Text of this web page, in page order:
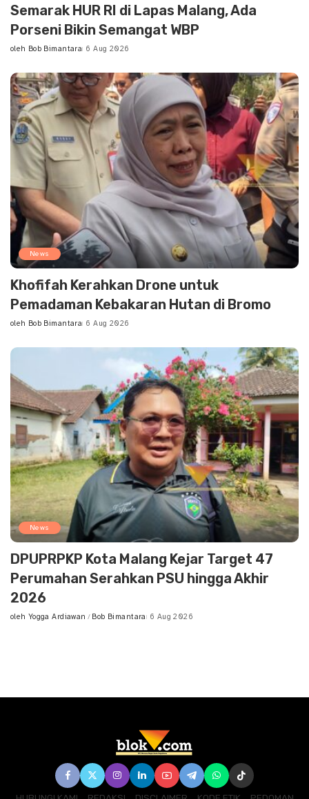
Semarak HUR RI di Lapas Malang, Ada
Porseni Bikin Semangat WBP
Posted
oleh Bob Bimantara 6 Aug 2026
News
Khofifah Kerahkan Drone untuk
Pemadaman Kebakaran Hutan di Bromo
Posted
oleh Bob Bimantara 6 Aug 2026
News
DPUPRPKP Kota Malang Kejar Target 47
Perumahan Serahkan PSU hingga Akhir
2026
Posted
oleh Yogga Ardiawan Bob Bimantara 6 Aug 2026